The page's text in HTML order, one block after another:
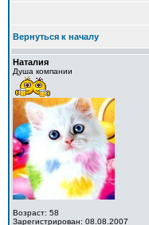
Вернуться к началу
Наталия
Душа компании
Возраст: 58
Зарегистрирован: 08.08.2007